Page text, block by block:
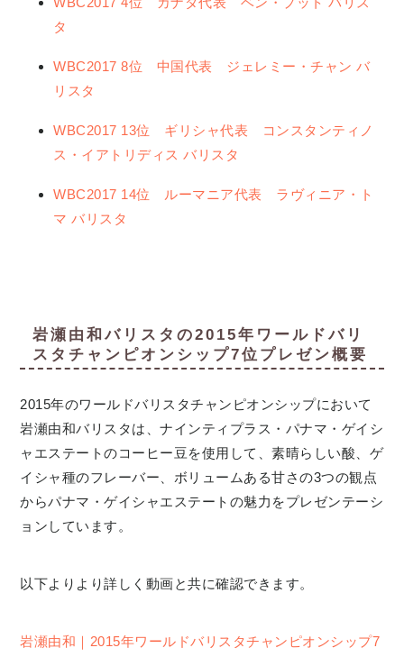
タ
WBC2017 8位 中国代表 ジェレミー・チャン バ
リスタ
WBC2017 13位 ギリシャ代表 コンスタンティノ
ス・イアトリディス バリスタ
WBC2017 14位 ルーマニア代表 ラヴィニア・ト
マ バリスタ
岩瀬由和バリスタの2015年ワールドバリ
スタチャンピオンシップ7位プレゼン概要
2015年のワールドバリスタチャンピオンシップにおいて
岩瀬由和バリスタは、ナインティプラス・パナマ・ゲイシ
ャエステートのコーヒー豆を使用して、素晴らしい酸、ゲ
イシャ種のフレーバー、ボリュームある甘さの3つの観点
からパナマ・ゲイシャエステートの魅力をプレゼンテーシ
ョンしています。
以下よりより詳しく動画と共に確認できます。
岩瀬由和｜2015年ワールドバリスタチャンピオンシップ7